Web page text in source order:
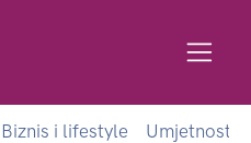
Biznis i lifestyle Umjetnost i